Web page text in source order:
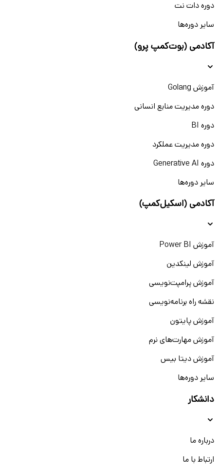
دوره دات نت
سایر دوره‌ها
آکادمی (بوت‌کمپ پرو)
آموزش Golang
دوره مدیریت منابع انسانی
دوره BI
دوره مدیریت عملکرد
دوره Generative AI
سایر دوره‌ها
آکادمی (اسکیل‌کمپ)
آموزش Power BI
آموزش لینکدین
آموزش پرامپت‌نویسی
نقشه راه برنامه‌نویسی
آموزش پایتون
آموزش مهارت‌های نرم
آموزش دیتا بیس
سایر دوره‌ها
دانشکار
درباره ما
ارتباط با ما